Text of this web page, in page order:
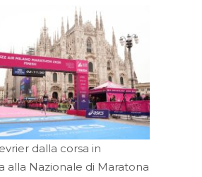
dalla corsa in
alla Nazionale di Maratona